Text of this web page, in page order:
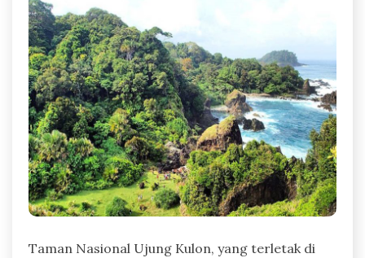
Taman Nasional Ujung Kulon, yang terletak di